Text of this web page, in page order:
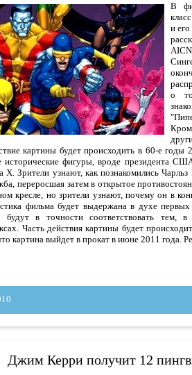
В
и
о
картины будет происходить в 60-е годы
исторические фигуры, вроде президента
Х. Зрители узнают, как познакомились
переросшая затем в открытое
кресле, но зрители узнают, почему он в
фильма будет выдержана в духе
будут в точности соответствовать тем,
Часть действия картины будет
картина выйдет в прокат в июне 2011 года.
Джим Керри получит 12